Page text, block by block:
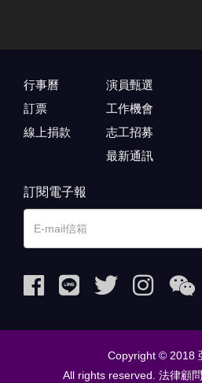
行事曆
訂票
線上捐款
演員甄選
工作機會
志工招募
最新通訊
訂閱電子報
Copyright © 2018
All rights reserved. 法律顧